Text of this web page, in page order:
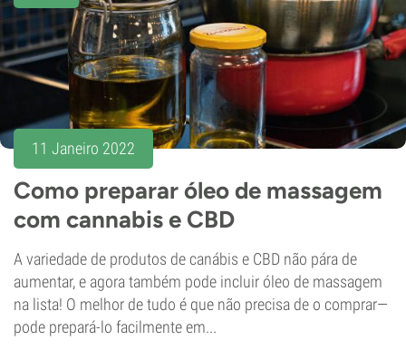
11 Janeiro 2022
Como preparar óleo de massagem
com cannabis e CBD
A variedade de produtos de canábis e CBD não pára de
aumentar, e agora também pode incluir óleo de massagem
na lista! O melhor de tudo é que não precisa de o comprar—
pode prepará-lo facilmente em...